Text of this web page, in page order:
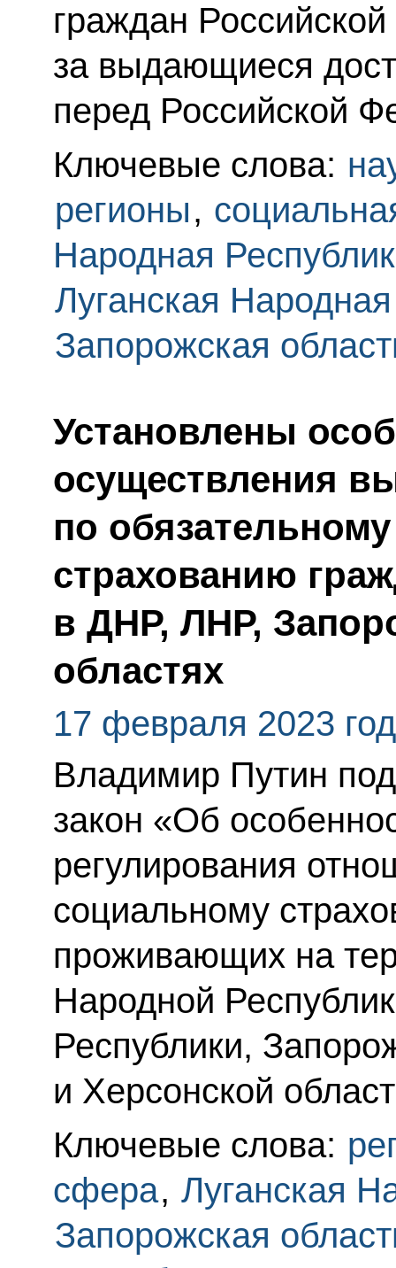
граждан
за выдающиеся
перед Российской
Ключевые слова:
регионы,
Народная
Луганская
Запорожская
Установлены
осуществления
по
страхованию
в ДНР, ЛНР,
областях
17 февраля 2023
Владимир Путин
закон «Об
регулирования
социальному
проживающих на
Народной
Республики,
и Херсонской
Ключевые слова:
сфера, Луганская
Запорожская